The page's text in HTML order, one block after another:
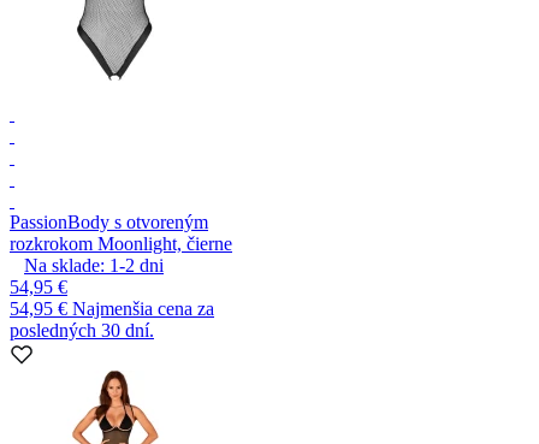
PassionBody s otvoreným
rozkrokom Moonlight, čierne
Na sklade: 1-2 dni
54,95 €
54,95 € Najmenšia cena za
posledných 30 dní.